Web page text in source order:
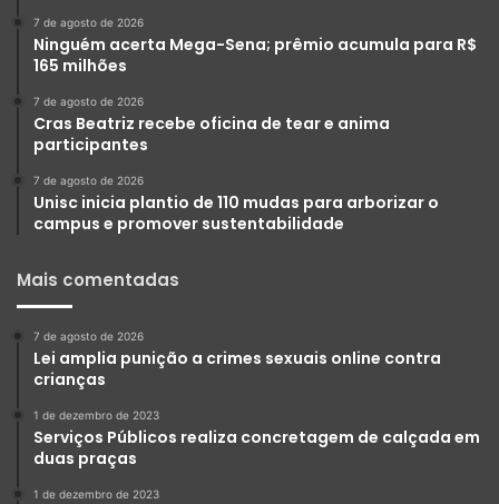
7 de agosto de 2026
Ninguém acerta Mega-Sena; prêmio acumula para R$
165 milhões
7 de agosto de 2026
Cras Beatriz recebe oficina de tear e anima
participantes
7 de agosto de 2026
Unisc inicia plantio de 110 mudas para arborizar o
campus e promover sustentabilidade
Mais comentadas
7 de agosto de 2026
Lei amplia punição a crimes sexuais online contra
crianças
1 de dezembro de 2023
Serviços Públicos realiza concretagem de calçada em
duas praças
1 de dezembro de 2023